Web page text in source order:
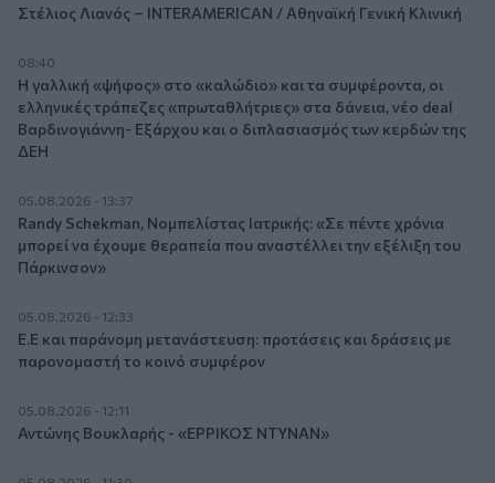
Στέλιος Λιανός – INTERAMERICAN / Αθηναϊκή Γενική Κλινική
08:40
Η γαλλική «ψήφος» στο «καλώδιο» και τα συμφέροντα, οι
ελληνικές τράπεζες «πρωταθλήτριες» στα δάνεια, νέο deal
Βαρδινογιάννη- Εξάρχου και ο διπλασιασμός των κερδών της
ΔΕΗ
05.08.2026 - 13:37
Randy Schekman, Νομπελίστας Ιατρικής: «Σε πέντε χρόνια
μπορεί να έχουμε θεραπεία που αναστέλλει την εξέλιξη του
Πάρκινσον»
05.08.2026 - 12:33
Ε.Ε και παράνομη μετανάστευση: προτάσεις και δράσεις με
παρονομαστή το κοινό συμφέρον
05.08.2026 - 12:11
Αντώνης Βουκλαρής - «ΕΡΡΙΚΟΣ ΝΤΥΝΑΝ»